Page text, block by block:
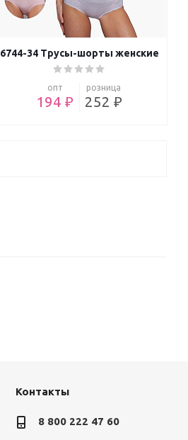
6744-34 Трусы-шорты женские
опт
194 ₽
розница
252 ₽
Контакты
8 800 222 47 60